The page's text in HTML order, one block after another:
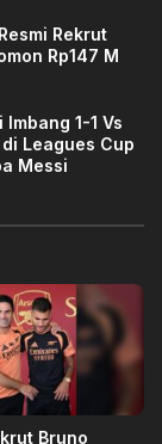
Rekrut
Rp147 M
1-1 Vs
Leagues Cup
Messi
Bruno